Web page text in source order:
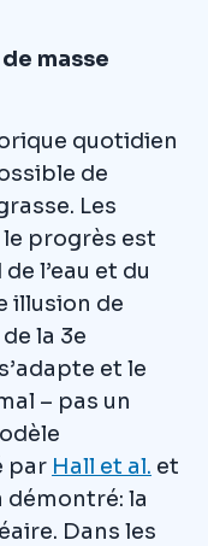
masse
quotidien
de
Les
le progrès est
l’eau et du
illusion de
la 3e
et le
– pas un
par Hall et al. et
démontré: la
Dans les